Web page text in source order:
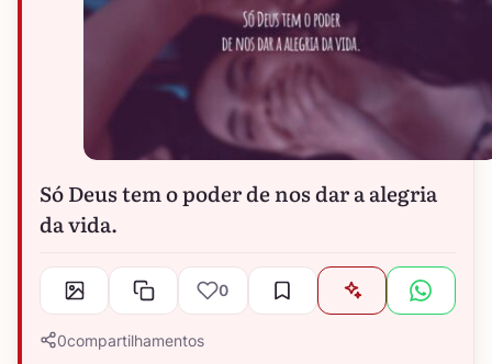
Só Deus tem o poder de nos dar a alegria
da vida.
0
0compartilhamentos